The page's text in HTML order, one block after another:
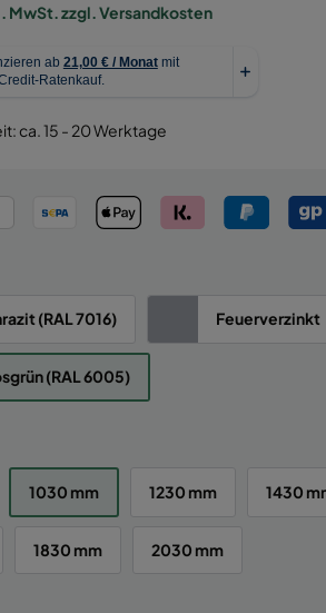
MwSt. zzgl. Versandkosten
ca. 15 - 20 Werktage
(RAL 7016) Feuerverzinkt
(RAL 6005)
1030 mm 1230 mm 1430
1830 mm 2030 mm